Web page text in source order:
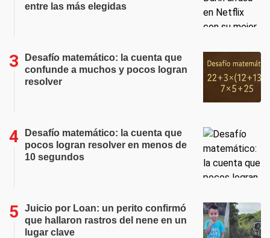
entre las más elegidas
Desafío matemático: la cuenta que
confunde a muchos y pocos logran
resolver
Desafío matemático: la cuenta que
pocos logran resolver en menos de
10 segundos
Juicio por Loan: un perito confirmó
que hallaron rastros del nene en un
lugar clave